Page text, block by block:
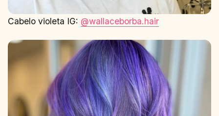
Cabelo violeta IG: @wallaceborba.hair